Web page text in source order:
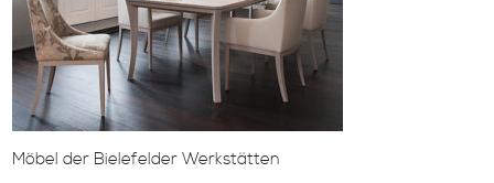
Möbel der Bielefelder Werkstätten